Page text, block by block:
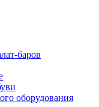
баров
оборудования